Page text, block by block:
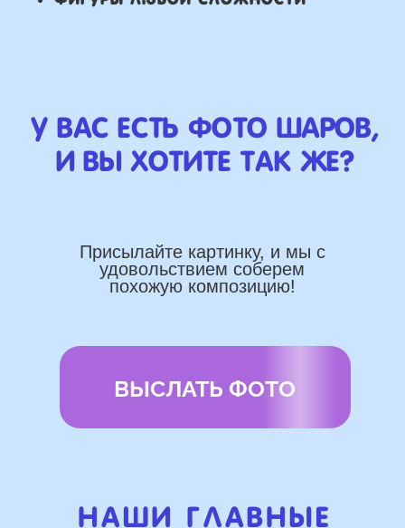
Работаем напрямую, без
посредника
Предоставляем гарантию полета
Бонусы и скидки постоянным
покупателям